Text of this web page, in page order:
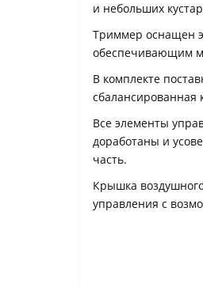
и небольших
Триммер оснащен
обеспечивающим
В комплекте
сбалансированная
Все элементы
доработаны и
часть.
Крышка
управления с